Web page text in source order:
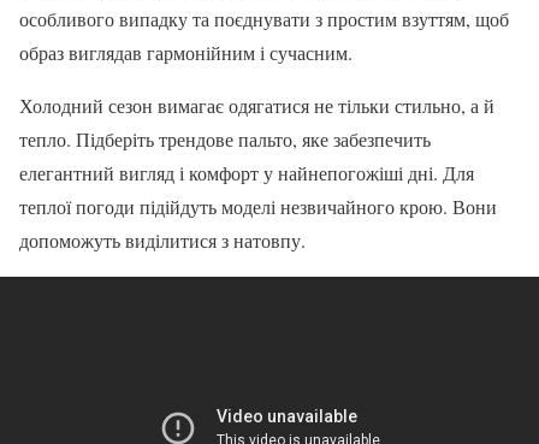
особливого випадку та поєднувати з простим взуттям, щоб
образ виглядав гармонійним і сучасним.
Холодний сезон вимагає одягатися не тільки стильно, а й
тепло. Підберіть трендове пальто, яке забезпечить
елегантний вигляд і комфорт у найнепогожіші дні. Для
теплої погоди підійдуть моделі незвичайного крою. Вони
допоможуть виділитися з натовпу.